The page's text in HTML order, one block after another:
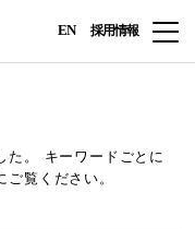
EN 採用情報
。
キーワードごとに
覧ください。